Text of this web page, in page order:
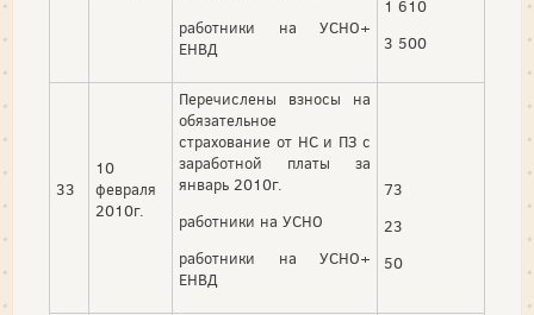
работники на УСНО+
ЕНВД
1 610
3 500
33
10
февраля
2010г.
Перечислены взносы на
обязательное
страхование от НС и ПЗ с
заработной платы за
январь 2010г.
работники на УСНО
работники на УСНО+
ЕНВД
73
23
50